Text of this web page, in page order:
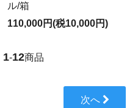
ル/箱
110,000円(税10,000円)
1-12商品
次へ